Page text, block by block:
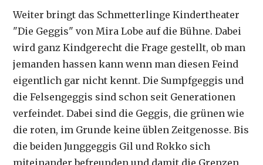
Weiter bringt das Schmetterlinge Kindertheater
"Die Geggis" von Mira Lobe auf die Bühne. Dabei
wird ganz Kindgerecht die Frage gestellt, ob man
jemanden hassen kann wenn man diesen Feind
eigentlich gar nicht kennt. Die Sumpfgeggis und
die Felsengeggis sind schon seit Generationen
verfeindet. Dabei sind die Geggis, die grünen wie
die roten, im Grunde keine üblen Zeitgenosse. Bis
die beiden Junggeggis Gil und Rokko sich